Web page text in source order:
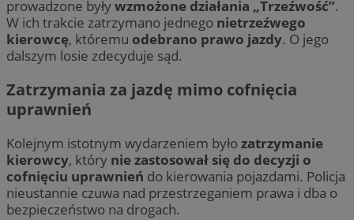
prowadzone byływzmożone działania „Trzeźwość”.
W ich trakcie zatrzymano jednego nietrzeźwego
kierowcę, któremu odebrano prawo jazdy. O jego
dalszym losie zdecyduje sąd.
Zatrzymania za jazdę mimo cofnięcia
uprawnień
Kolejnym istotnym wydarzeniem byłozatrzymanie
kierowcy, który nie zastosował się do decyzji o
cofnięciu uprawnień do kierowania pojazdami. Policja
nieustannie czuwa nad przestrzeganiem prawa i dba o
bezpieczeństwo na drogach.